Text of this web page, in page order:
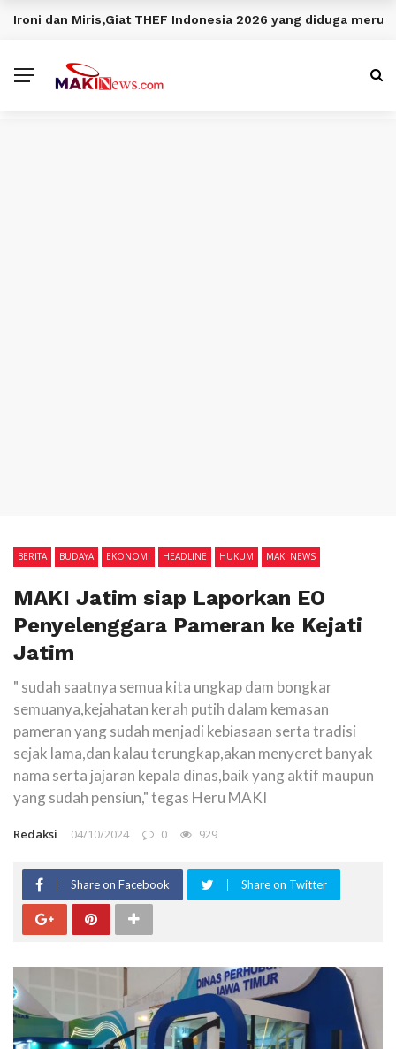
BERITA TERKINI
Ironi dan Miris,Giat THEF Indonesia 2026 yang diduga
BERITA BUDAYA EKONOMI HEADLINE HUKUM MAKI NEWS
MAKI Jatim siap Laporkan EO
Penyelenggara Pameran ke Kejati
Jatim
" sudah saatnya semua kita ungkap dam bongkar
semuanya,kejahatan kerah putih dalam kemasan
pameran yang sudah menjadi kebiasaan serta tradisi
sejak lama,dan kalau terungkap,akan menyeret banyak
nama serta jajaran kepala dinas,baik yang aktif maupun
yang sudah pensiun," tegas Heru MAKI
Redaksi 04/10/2024 0 929
Share on Facebook Share on Twitter